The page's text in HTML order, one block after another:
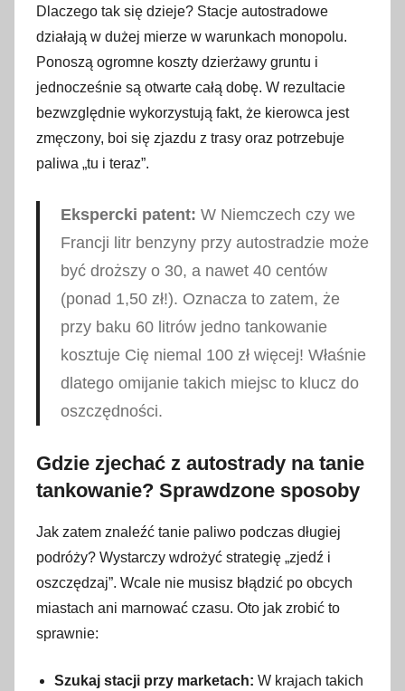
Dlaczego tak się dzieje? Stacje autostradowe
działają w dużej mierze w warunkach monopolu.
Ponoszą ogromne koszty dzierżawy gruntu i
jednocześnie są otwarte całą dobę. W rezultacie
bezwzględnie wykorzystują fakt, że kierowca jest
zmęczony, boi się zjazdu z trasy oraz potrzebuje
paliwa „tu i teraz”.
Ekspercki patent: W Niemczech czy we
Francji litr benzyny przy autostradzie może
być droższy o 30, a nawet 40 centów
(ponad 1,50 zł!). Oznacza to zatem, że
przy baku 60 litrów jedno tankowanie
kosztuje Cię niemal 100 zł więcej! Właśnie
dlatego omijanie takich miejsc to klucz do
oszczędności.
Gdzie zjechać z autostrady na tanie
tankowanie? Sprawdzone sposoby
Jak zatem znaleźć tanie paliwo podczas długiej
podróży? Wystarczy wdrożyć strategię „zjedź i
oszczędzaj”. Wcale nie musisz błądzić po obcych
miastach ani marnować czasu. Oto jak zrobić to
sprawnie:
Szukaj stacji przy marketach: W krajach takich